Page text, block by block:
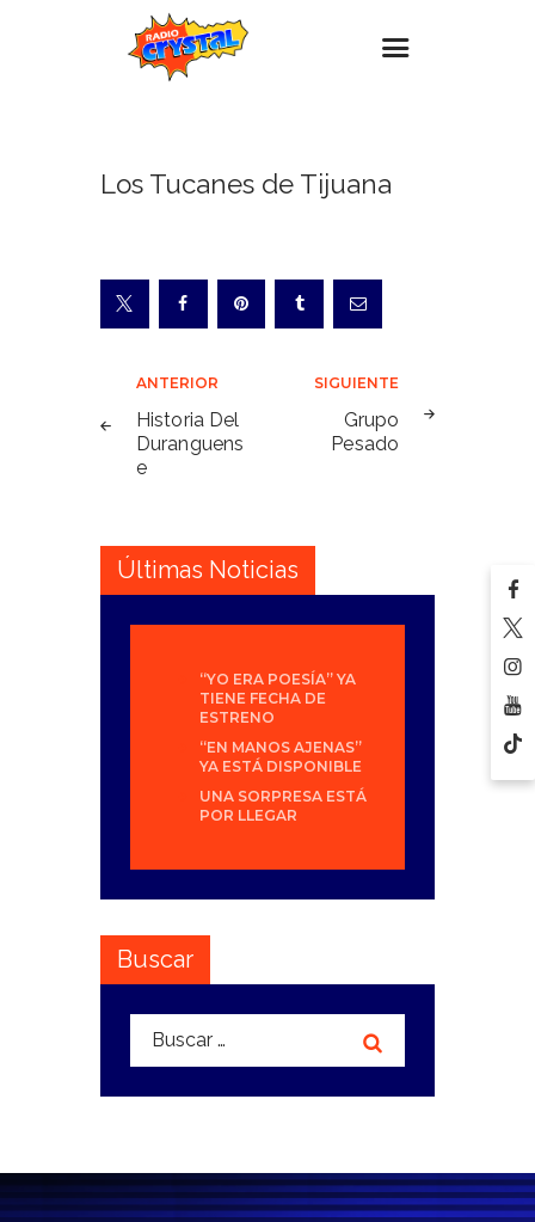
Estaciones
Promociones
Noticias
Contacto
Los Tucanes de Tijuana
Navegación
de
entradas
ANTERIOR
Historia Del
Duranguens
e
SIGUIENTE
Grupo
Pesado
Últimas Noticias
“YO ERA POESÍA” YA
TIENE FECHA DE
ESTRENO
“EN MANOS AJENAS”
YA ESTÁ DISPONIBLE
UNA SORPRESA ESTÁ
POR LLEGAR
Buscar
Buscar: